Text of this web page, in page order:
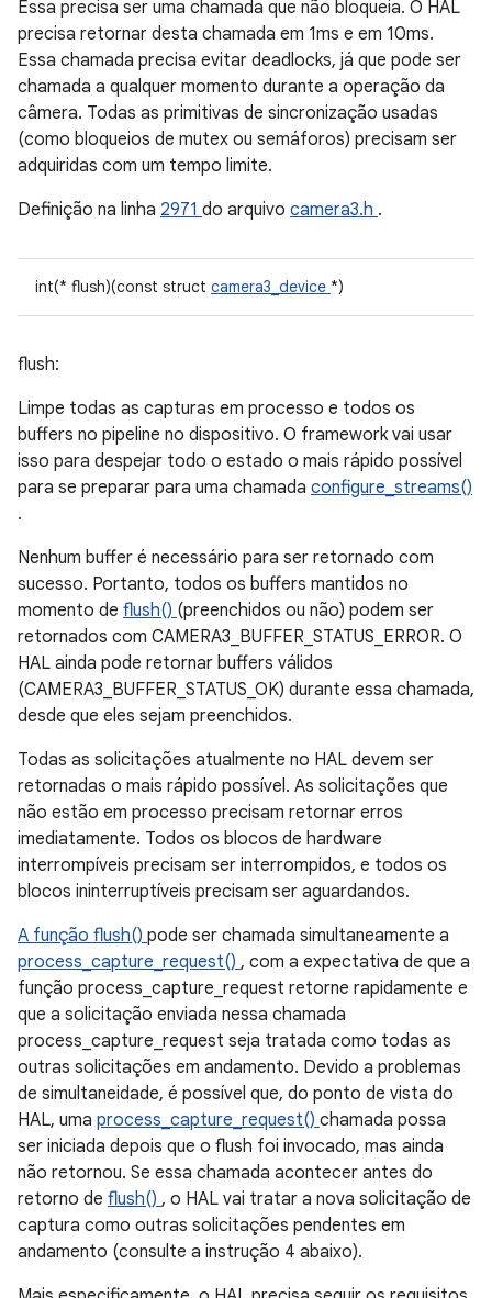
Essa precisa ser uma chamada que não bloqueia. O HAL
precisa retornar desta chamada em 1ms e em 10ms.
Essa chamada precisa evitar deadlocks, já que pode ser
chamada a qualquer momento durante a operação da
câmera. Todas as primitivas de sincronização usadas
(como bloqueios de mutex ou semáforos) precisam ser
adquiridas com um tempo limite.
Definição na linha 2971 do arquivo camera3.h .
int(* flush)(const struct camera3_device *)
flush:
Limpe todas as capturas em processo e todos os
buffers no pipeline no dispositivo. O framework vai usar
isso para despejar todo o estado o mais rápido possível
para se preparar para uma chamada configure_streams()
.
Nenhum buffer é necessário para ser retornado com
sucesso. Portanto, todos os buffers mantidos no
momento de flush() (preenchidos ou não) podem ser
retornados com CAMERA3_BUFFER_STATUS_ERROR. O
HAL ainda pode retornar buffers válidos
(CAMERA3_BUFFER_STATUS_OK) durante essa chamada,
desde que eles sejam preenchidos.
Todas as solicitações atualmente no HAL devem ser
retornadas o mais rápido possível. As solicitações que
não estão em processo precisam retornar erros
imediatamente. Todos os blocos de hardware
interrompíveis precisam ser interrompidos, e todos os
blocos ininterruptíveis precisam ser aguardandos.
A função flush() pode ser chamada simultaneamente a
process_capture_request() , com a expectativa de que a
função process_capture_request retorne rapidamente e
que a solicitação enviada nessa chamada
process_capture_request seja tratada como todas as
outras solicitações em andamento. Devido a problemas
de simultaneidade, é possível que, do ponto de vista do
HAL, uma process_capture_request() chamada possa
ser iniciada depois que o flush foi invocado, mas ainda
não retornou. Se essa chamada acontecer antes do
retorno de flush() , o HAL vai tratar a nova solicitação de
captura como outras solicitações pendentes em
andamento (consulte a instrução 4 abaixo).